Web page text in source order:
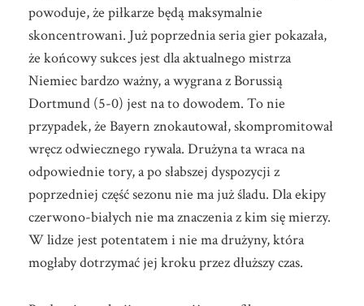
powoduje, że piłkarze będą maksymalnie
skoncentrowani. Już poprzednia seria gier pokazała,
że końcowy sukces jest dla aktualnego mistrza
Niemiec bardzo ważny, a wygrana z Borussią
Dortmund (5-0) jest na to dowodem. To nie
przypadek, że Bayern znokautował, skompromitował
wręcz odwiecznego rywala. Drużyna ta wraca na
odpowiednie tory, a po słabszej dyspozycji z
poprzedniej część sezonu nie ma już śladu. Dla ekipy
czerwono-białych nie ma znaczenia z kim się mierzy.
W lidze jest potentatem i nie ma drużyny, która
mogłaby dotrzymać jej kroku przez dłuższy czas.